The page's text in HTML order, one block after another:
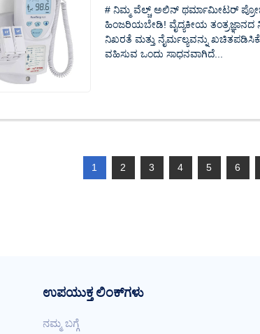
# ನಿಮ್ಮ ವೆಲ್ಚ್ ಅಲಿನ್ ಥರ್ಮಾಮೀಟರ್ ಪ್ರೋಬ್
ಹಿಂಜರಿಯಬೇಡಿ! ವೈದ್ಯಕೀಯ ತಂತ್ರಜ್ಞಾನದ
ನಿಖರತೆ ಮತ್ತು ನೈರ್ಮಲ್ಯವನ್ನು
ವಹಿಸುವ ಒಂದು ಸಾಧನವಾಗಿದೆ...
1 2 3 4 5 6
ಉಪಯುಕ್ತ ಲಿಂಕ್‌ಗಳು
ನಮ್ಮ ಬಗ್ಗೆ